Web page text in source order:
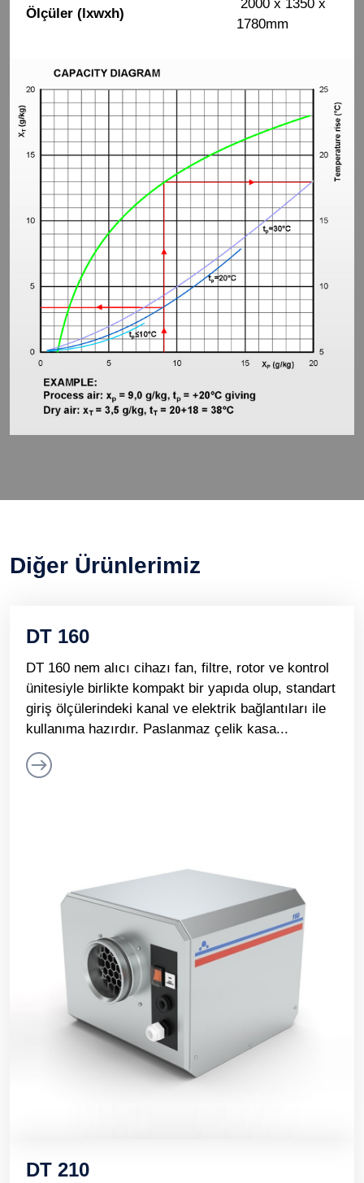
Ölçüler (lxwxh)
2000 x 1350 x
1780mm
Diğer Ürünlerimiz
DT 160
DT 160 nem alıcı cihazı fan, filtre, rotor ve kontrol
ünitesiyle birlikte kompakt bir yapıda olup, standart
giriş ölçülerindeki kanal ve elektrik bağlantıları ile
kullanıma hazırdır. Paslanmaz çelik kasa...
DT 210